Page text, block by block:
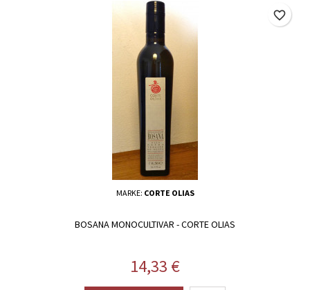
MARKE: CORTE OLIAS
BOSANA MONOCULTIVAR - CORTE OLIAS
Preis
14,33 €
favorite_border